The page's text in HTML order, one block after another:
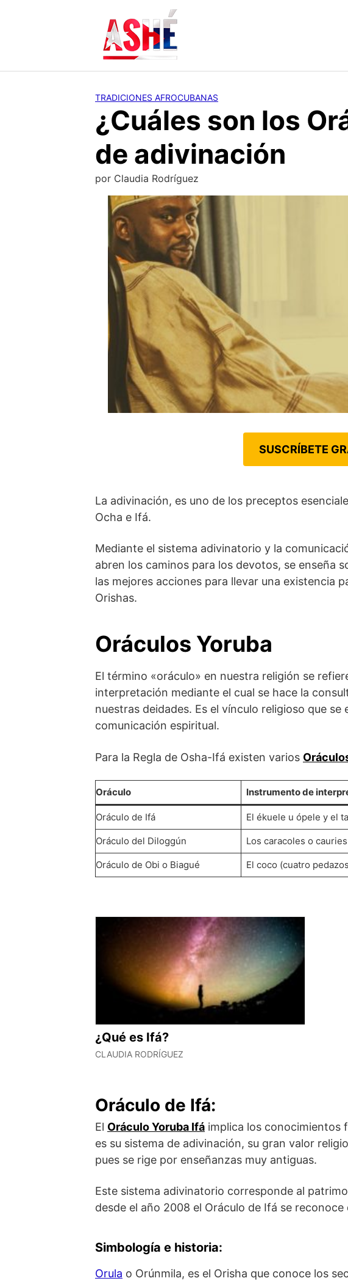
TRADICIONES AFROCUBANAS
¿Cuáles son los
de adivinación
por Claudia Rodríguez
SUSCRÍBETE
La adivinación, es uno de los preceptos
Ocha e Ifá.
Mediante el sistema adivinatorio y la
abren los caminos para los devotos, se enseña
las mejores acciones para llevar una existencia
Orishas.
Oráculos Yoruba
El término «oráculo» en nuestra religión se
interpretación mediante el cual se hace la
nuestras deidades. Es el vínculo religioso que se
comunicación espiritual.
Para la Regla de Osha-Ifá existen varios
Oráculo Instrumento de
Oráculo de Ifá El ékuele u ópele y el
Oráculo del Diloggún Los caracoles o
Oráculo de Obi o Biagué El coco (cuatro
¿Qué es Ifá?
CLAUDIA RODRÍGUEZ
Oráculo de Ifá:
El Oráculo Yoruba Ifá implica los conocimientos
es su sistema de adivinación, su gran valor
pues se rige por enseñanzas muy antiguas.
Este sistema adivinatorio corresponde al
desde el año 2008 el Oráculo de Ifá se reconoce
Simbología e historia:
Orula o Orúnmila, es el Orisha que conoce los